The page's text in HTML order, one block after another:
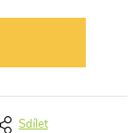
Sdílet